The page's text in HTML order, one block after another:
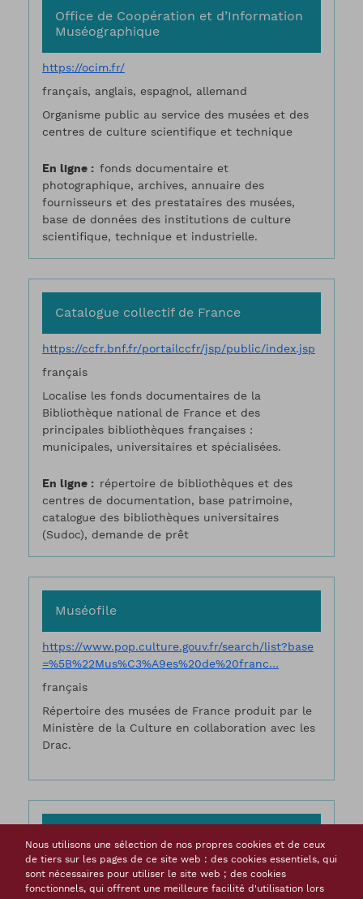
Office de Coopération et d’Information
Muséographique
https://ocim.fr/
français, anglais, espagnol, allemand
Organisme public au service des musées et des
centres de culture scientifique et technique
En ligne
fonds documentaire et
photographique, archives, annuaire des
fournisseurs et des prestataires des musées,
base de données des institutions de culture
scientifique, technique et industrielle.
Catalogue collectif de France
https://ccfr.bnf.fr/portailccfr/jsp/public/index.jsp
français
Localise les fonds documentaires de la
Bibliothèque national de France et des
principales bibliothèques françaises :
municipales, universitaires et spécialisées.
En ligne
répertoire de bibliothèques et des
centres de documentation, base patrimoine,
catalogue des bibliothèques universitaires
(Sudoc), demande de prêt
Muséofile
https://www.pop.culture.gouv.fr/search/list?base
=%5B%22Mus%C3%A9es%20de%20franc…
français
Répertoire des musées de France produit par le
Ministère de la Culture en collaboration avec les
Drac.
https://www.theeuropeanlibrary.org/
35 langues
Nous utilisons une sélection de nos propres cookies et de ceux
de tiers sur les pages de ce site web : des cookies essentiels, qui
sont nécessaires pour utiliser le site web ; des cookies
fonctionnels, qui offrent une meilleure facilité d'utilisation lors